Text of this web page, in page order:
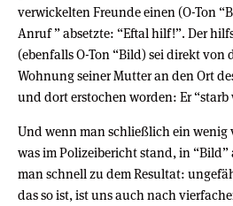
verwickelten Freunde einen (O-Ton
Anruf ” absetzte: “Eftal hilf!”. Der
(ebenfalls O-Ton “Bild) sei direkt von
Wohnung seiner Mutter an den Ort
und dort erstochen worden: Er
Und wenn man schließlich ein wenig
was im Polizeibericht stand, in
man schnell zu dem Resultat:
das so ist, ist uns auch nach